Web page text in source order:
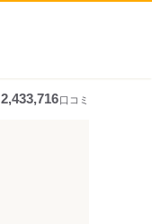
2,433,716口コミ